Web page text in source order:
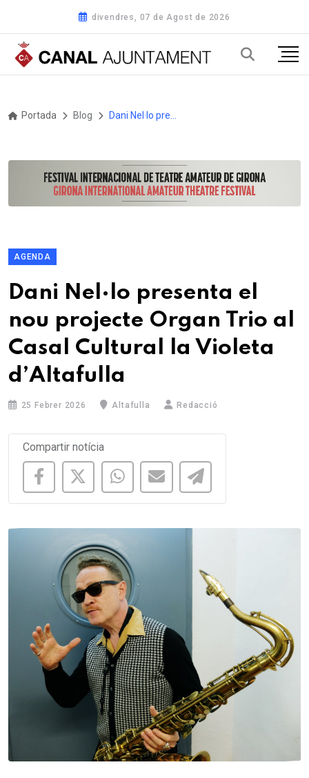
divendres, 07 de Agost de 2026
Portada Blog
AGENDA
Dani Nel·lo presenta el
nou projecte Organ Trio al
Casal Cultural la Violeta
d’Altafulla
25 Febrer 2026 Altafulla Redacció
Compartir notícia